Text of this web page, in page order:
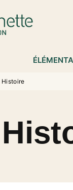
Histoire